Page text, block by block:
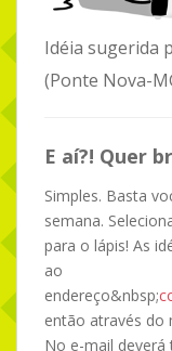
Idéia sugerida
(Ponte Nova-
E aí?! Quer
Simples. Basta
semana.
para o lápis! As
ao
endereço&nbsp;
então através do
No e-mail deverá